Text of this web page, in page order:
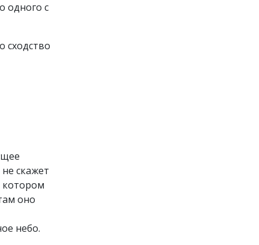
одного с
сходство
скажет
котором
оно
небо.